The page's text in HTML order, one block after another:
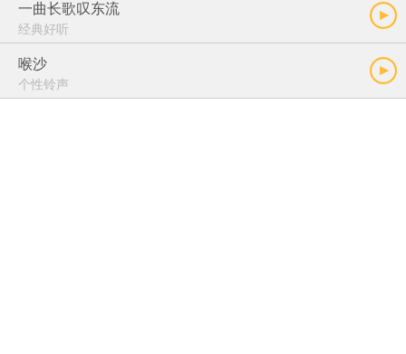
一曲长歌叹东流
经典好听
喉沙
个性铃声